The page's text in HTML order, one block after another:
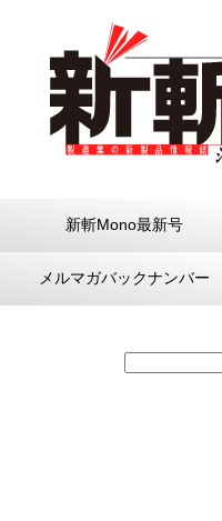
新斬Mono最新号
メルマガバックナンバー